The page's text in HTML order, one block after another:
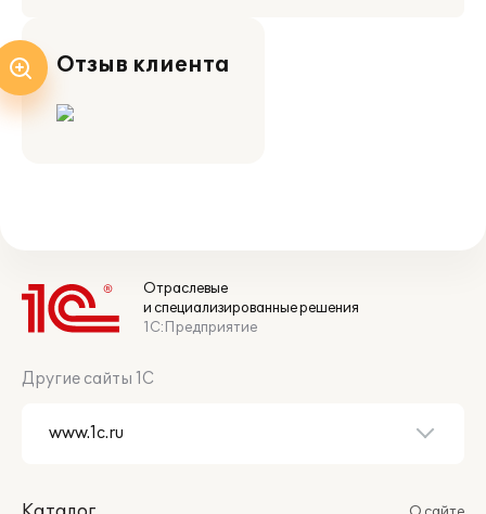
Отзыв клиента
Отраслевые
и специализированные решения
1С:Предприятие
Другие сайты 1С